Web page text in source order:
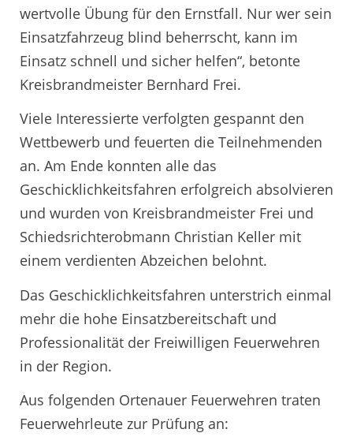
wertvolle Übung für den Ernstfall. Nur wer sein
Einsatzfahrzeug blind beherrscht, kann im
Einsatz schnell und sicher helfen“, betonte
Kreisbrandmeister Bernhard Frei.
Viele Interessierte verfolgten gespannt den
Wettbewerb und feuerten die Teilnehmenden
an. Am Ende konnten alle das
Geschicklichkeitsfahren erfolgreich absolvieren
und wurden von Kreisbrandmeister Frei und
Schiedsrichterobmann Christian Keller mit
einem verdienten Abzeichen belohnt.
Das Geschicklichkeitsfahren unterstrich einmal
mehr die hohe Einsatzbereitschaft und
Professionalität der Freiwilligen Feuerwehren
in der Region.
Aus folgenden Ortenauer Feuerwehren traten
Feuerwehrleute zur Prüfung an: